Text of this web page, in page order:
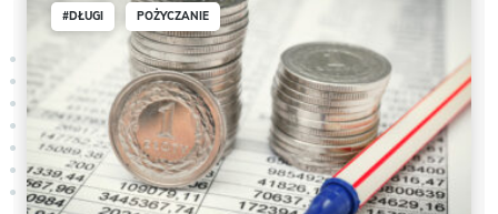
#DŁUGI POŻYCZANIE